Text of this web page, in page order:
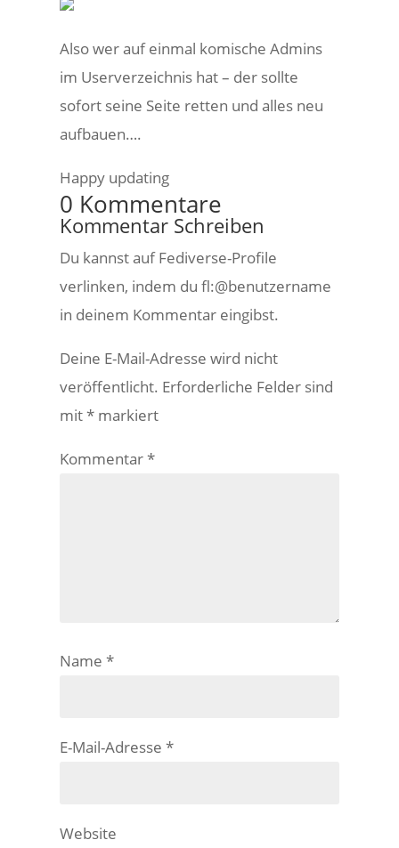
Also wer auf einmal komische Admins
im Userverzeichnis hat – der sollte
sofort seine Seite retten und alles neu
aufbauen….
Happy updating
0 Kommentare
Kommentar Schreiben
Du kannst auf Fediverse-Profile
verlinken, indem du fl:@benutzername
in deinem Kommentar eingibst.
Deine E-Mail-Adresse wird nicht
veröffentlicht. Erforderliche Felder sind
mit* markiert
Kommentar*
Name*
E-Mail-Adresse*
Website